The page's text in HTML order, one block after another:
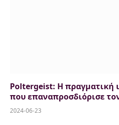
Poltergeist: Η πραγματική
που επαναπροσδιόρισε
2024-06-23